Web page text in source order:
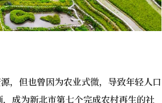
，但也曾因为农业式微，导致年轻人口
成为新北市第七个完成农村再生的社